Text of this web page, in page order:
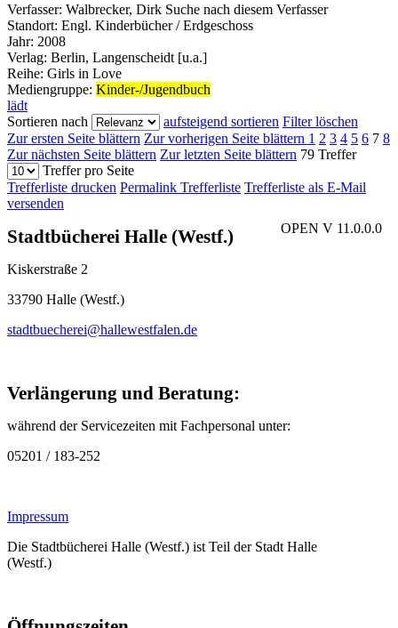
Verfasser: Walbrecker, Dirk Suche nach diesem Verfasser
Standort: Engl. Kinderbücher / Erdgeschoss
Jahr: 2008
Verlag: Berlin, Langenscheidt [u.a.]
Reihe: Girls in Love
Mediengruppe: Kinder-/Jugendbuch
lädt
Sortieren nach
aufsteigend sortieren Filter löschen
Zur ersten Seite blättern Zur vorherigen Seite blättern 1 2 3 4 5 6 7 8
Zur nächsten Seite blättern Zur letzten Seite blättern 79 Treffer
Treffer pro Seite
Trefferliste drucken Permalink Trefferliste Trefferliste als E-Mail
versenden
OPEN V 11.0.0.0
Stadtbücherei Halle (Westf.)
Kiskerstraße 2
33790 Halle (Westf.)
stadtbuecherei@hallewestfalen.de
Verlängerung und Beratung:
während der Servicezeiten mit Fachpersonal unter:
05201 / 183-252
Impressum
Die Stadtbücherei Halle (Westf.) ist Teil der Stadt Halle
(Westf.)